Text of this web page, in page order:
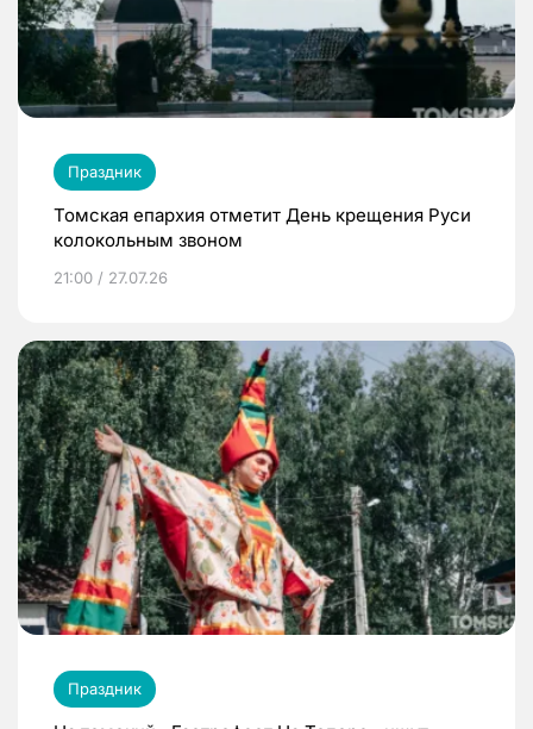
Праздник
Томская епархия отметит День крещения Руси
колокольным звоном
21:00 / 27.07.26
Праздник